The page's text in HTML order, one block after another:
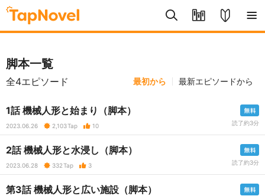
脚本一覧
全4エピソード 最初から 最新エピソードから
1話 機械人形と始まり（脚本）
2023.06.26 2,103Tap 10 読了約3分
2話 機械人形と水浸し（脚本）
2023.06.28 332Tap 3 読了約3分
第3話 機械人形と広い施設（脚本）